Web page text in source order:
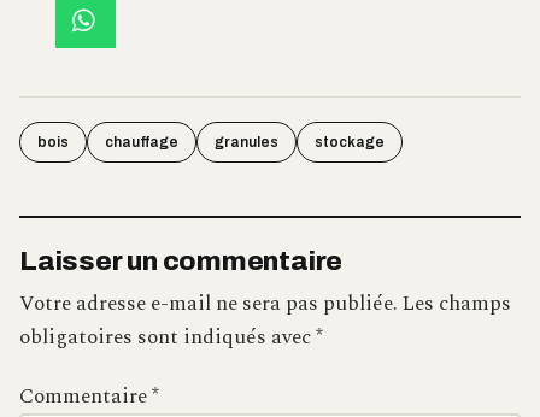
bois chauffage granules stockage
Laisser un commentaire
Votre adresse e-mail ne sera pas publiée.Les champs
obligatoires sont indiqués avec*
Commentaire*